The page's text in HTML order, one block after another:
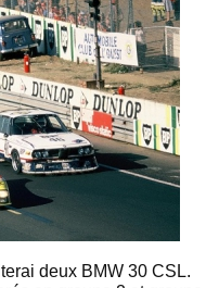
deux BMW 30 CSL.